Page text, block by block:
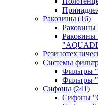
Раковины (16)
Раковины
Системы
Фильтры
Фильтры
Сифоны (241)
Сифоны